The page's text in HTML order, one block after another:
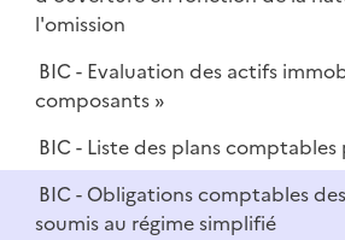
l'omission
BIC - Evaluation des actifs
composants »
BIC - Liste des plans
BIC - Obligations comptables
soumis au régime simplifié